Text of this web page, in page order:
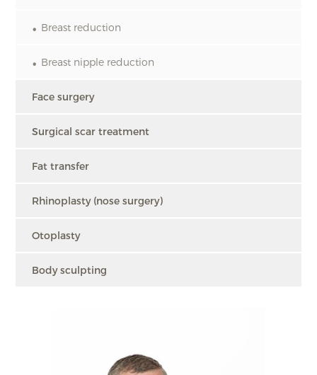
Breast reduction
Breast nipple reduction
Face surgery
Surgical scar treatment
Fat transfer
Rhinoplasty (nose surgery)
Otoplasty
Body sculpting